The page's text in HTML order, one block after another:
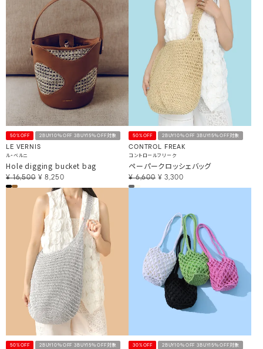
50%OFF 2BUY10％OFF 3BUY15％OFF対象
LE VERNIS
ル・ベルニ
Hole digging bucket bag
¥ 16,500 ¥ 8,250
50%OFF 2BUY10％OFF 3BUY15％OFF対象
CONTROL FREAK
コントロールフリーク
ペーパークロッシェバッグ
¥ 6,600 ¥ 3,300
50%OFF 2BUY10％OFF 3BUY15％OFF対象 30%OFF 2BUY10％OFF 3BUY15％OFF対象